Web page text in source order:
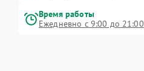
Время работы
Ежедневно с 9:00 до 21:00